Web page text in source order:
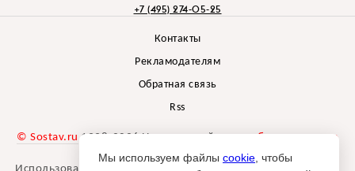
+7 (495) 274-05-25
Контакты
Рекламодателям
Обратная связь
Rss
© Sostav.ru 1998-2026 Независимый проектбрендингового
агентства Depot
Мы используем файлы cookie , чтобы